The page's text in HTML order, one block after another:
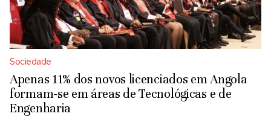
Sociedade
Apenas 11% dos novos licenciados em Angola
formam-se em áreas de Tecnológicas e de
Engenharia